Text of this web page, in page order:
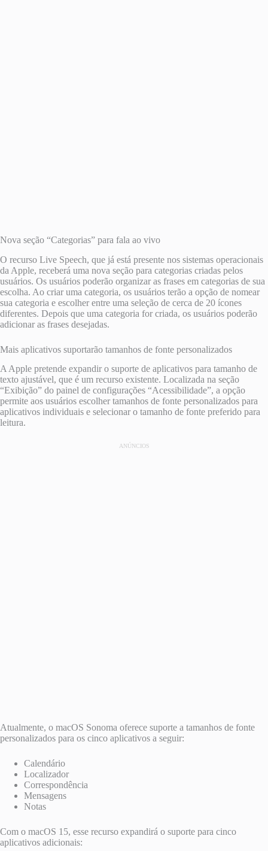
Nova seção “Categorias” para fala ao vivo
O recurso Live Speech, que já está presente nos sistemas operacionais
da Apple, receberá uma nova seção para categorias criadas pelos
usuários. Os usuários poderão organizar as frases em categorias de sua
escolha. Ao criar uma categoria, os usuários terão a opção de nomear
sua categoria e escolher entre uma seleção de cerca de 20 ícones
diferentes. Depois que uma categoria for criada, os usuários poderão
adicionar as frases desejadas.
Mais aplicativos suportarão tamanhos de fonte personalizados
A Apple pretende expandir o suporte de aplicativos para tamanho de
texto ajustável, que é um recurso existente. Localizada na seção
“Exibição” do painel de configurações “Acessibilidade”, a opção
permite aos usuários escolher tamanhos de fonte personalizados para
aplicativos individuais e selecionar o tamanho de fonte preferido para
leitura.
ANÚNCIOS
Atualmente, o macOS Sonoma oferece suporte a tamanhos de fonte
personalizados para os cinco aplicativos a seguir:
Calendário
Localizador
Correspondência
Mensagens
Notas
Com o macOS 15, esse recurso expandirá o suporte para cinco
aplicativos adicionais: